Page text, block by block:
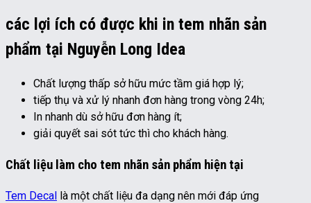
các lợi ích có được khi in tem nhãn sản
phẩm tại Nguyễn Long Idea
Chất lượng thấp sở hữu mức tầm giá hợp lý;
tiếp thụ và xử lý nhanh đơn hàng trong vòng 24h;
In nhanh dù sở hữu đơn hàng ít;
giải quyết sai sót tức thì cho khách hàng.
Chất liệu làm cho tem nhãn sản phẩm hiện tại
Tem Decal là một chất liệu đa dạng nên mới đáp ứng